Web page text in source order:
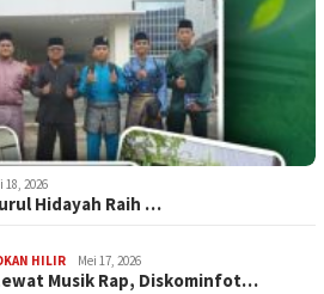
18, 2026
Hidayah Raih …
HILIR Mei 17, 2026
Musik Rap, Diskominfot…